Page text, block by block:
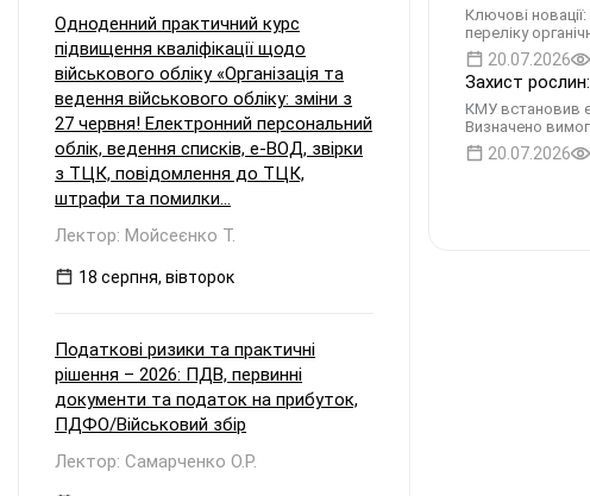
Ключові
переліку
20.07.2026
Захист
КМУ встановив
Визначено
20.07.2026
Одноденний практичний курс
підвищення кваліфікації щодо
військового обліку «Організація та
ведення військового обліку: зміни з
27 червня! Електронний персональний
облік, ведення списків, е-ВОД, звірки
з ТЦК, повідомлення до ТЦК,
штрафи та помилки...
Лектор: Мойсеєнко Т.
18 серпня, вівторок
Податкові ризики та практичні
рішення – 2026: ПДВ, первинні
документи та податок на прибуток,
ПДФО/Військовий збір
Лектор: Самарченко О.Р.